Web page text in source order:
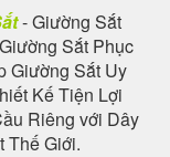
- Giường Sắt
Sắt Phục
Giường Sắt Uy
Kế Tiện Lợi
Riêng với Dây
Thế Giới.